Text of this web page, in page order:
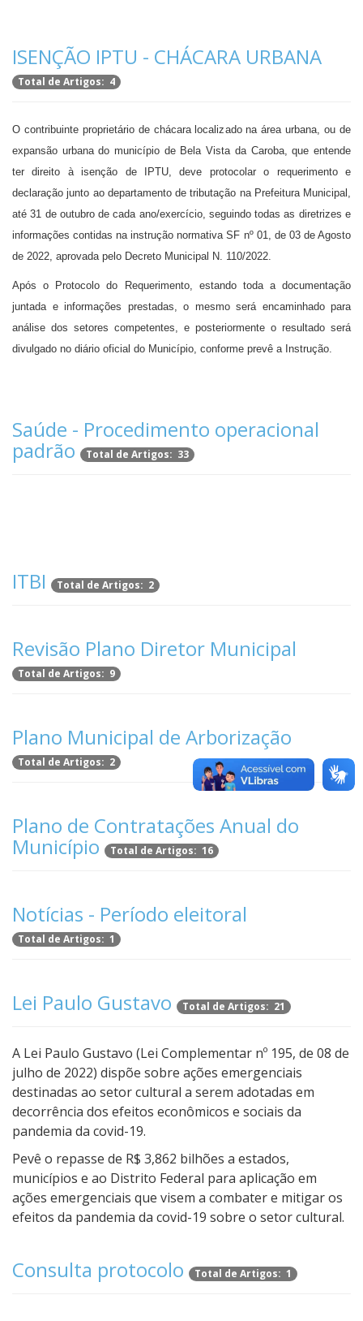
ISENÇÃO IPTU - CHÁCARA URBANA
Total de Artigos: 4
O contribuinte proprietário de chácara localizado na área urbana, ou de
expansão urbana do município de Bela Vista da Caroba, que entende
ter direito à isenção de IPTU, deve protocolar o requerimento e
declaração junto ao departamento de tributação na Prefeitura Municipal,
até 31 de outubro de cada ano/exercício, seguindo todas as diretrizes e
informações contidas na instrução normativa SF nº 01, de 03 de Agosto
de 2022, aprovada pelo Decreto Municipal N. 110/2022.
Após o Protocolo do Requerimento, estando toda a documentação
juntada e informações prestadas, o mesmo será encaminhado para
análise dos setores competentes, e posteriormente o resultado será
divulgado no diário oficial do Município, conforme prevê a Instrução.
Saúde - Procedimento operacional
padrão Total de Artigos: 33
ITBI Total de Artigos: 2
Revisão Plano Diretor Municipal
Total de Artigos: 9
Plano Municipal de Arborização
Total de Artigos: 2
Plano de Contratações Anual do
Município Total de Artigos: 16
Notícias - Período eleitoral
Total de Artigos: 1
Lei Paulo Gustavo Total de Artigos: 21
A Lei Paulo Gustavo (Lei Complementar nº 195, de 08 de
julho de 2022) dispõe sobre ações emergenciais
destinadas ao setor cultural a serem adotadas em
decorrência dos efeitos econômicos e sociais da
pandemia da covid-19.
Pevê o repasse de R$ 3,862 bilhões a estados,
municípios e ao Distrito Federal para aplicação em
ações emergenciais que visem a combater e mitigar os
efeitos da pandemia da covid-19 sobre o setor cultural.
Consulta protocolo Total de Artigos: 1